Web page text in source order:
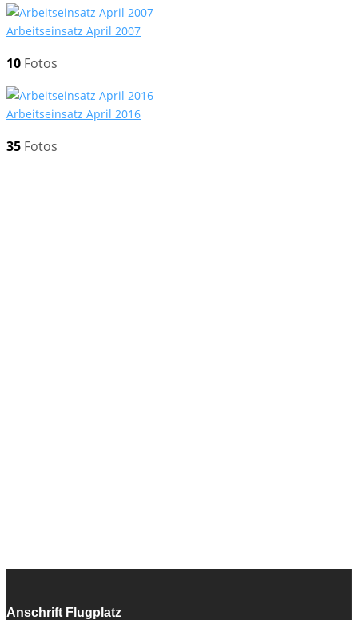
Ar­beits­ein­satz April 2007
10 Fo­tos
Ar­beits­ein­satz April 2016
35 Fo­tos
Anschrift Flugplatz